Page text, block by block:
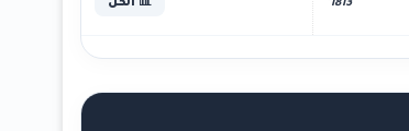
1813' 📊 الكل